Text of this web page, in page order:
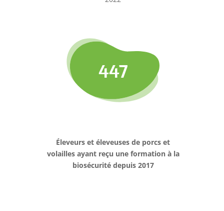
447
Éleveurs et éleveuses de porcs et
volailles ayant reçu une formation à la
biosécurité depuis 2017